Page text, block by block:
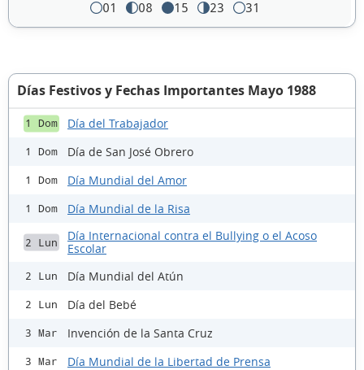
01 08 15 23 31
Días Festivos y Fechas Importantes Mayo 1988
1 Dom Día del Trabajador
1 Dom Día de San José Obrero
1 Dom Día Mundial del Amor
1 Dom Día Mundial de la Risa
2 Lun
Día Internacional contra el Bullying o el Acoso
Escolar
2 Lun Día Mundial del Atún
2 Lun Día del Bebé
3 Mar Invención de la Santa Cruz
3 Mar Día Mundial de la Libertad de Prensa